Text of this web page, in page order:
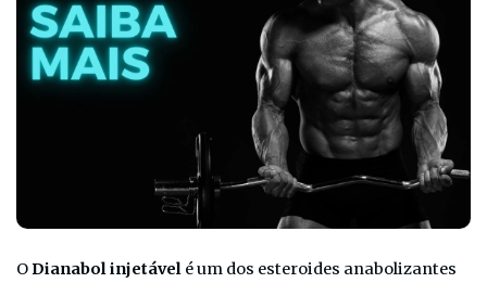
ODianabol injetável é um dos esteroides anabolizantes